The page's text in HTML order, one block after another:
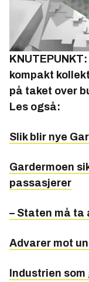
kompakt
på taket over
Les også:
Slik blir nye
Gardermoen
passasjerer
– Staten må
Advarer mot
Industrien